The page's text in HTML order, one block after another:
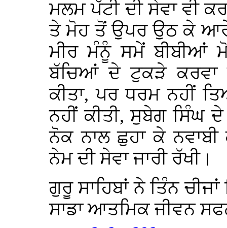
ਮਲਮ ਪੱਟੀ ਦੀ ਸੇਵਾ ਵੀ
ਤੇ ਮੋਹ ਤੋਂ ਉਪਰ ਉਠ ਕੇ ਆਰੇ
ਮੀਰ ਮੰਨੂੰ ਸਮੇਂ ਬੀਬੀਆਂ
ਬੱਚਿਆਂ ਦੇ ਟੁਕੜੇ ਕਰਵਾ
ਕੀਤਾ, ਪਰ ਧਰਮ ਨਹੀਂ
ਨਹੀਂ ਕੀਤੀ, ਸੁਬੇਗ ਸਿੰਘ
ਨੋਕ ਨਾਲ ਛੁਹਾ ਕੇ
ਨੇਮ ਦੀ ਸੇਵਾ ਜਾਰੀ ਰੱਖੀ।
ਗੁਰੂ ਸਾਹਿਬਾਂ ਨੇ ਤਿੰਨ
ਸਾਡਾ ਆਤਮਿਕ ਜੀਵਨ